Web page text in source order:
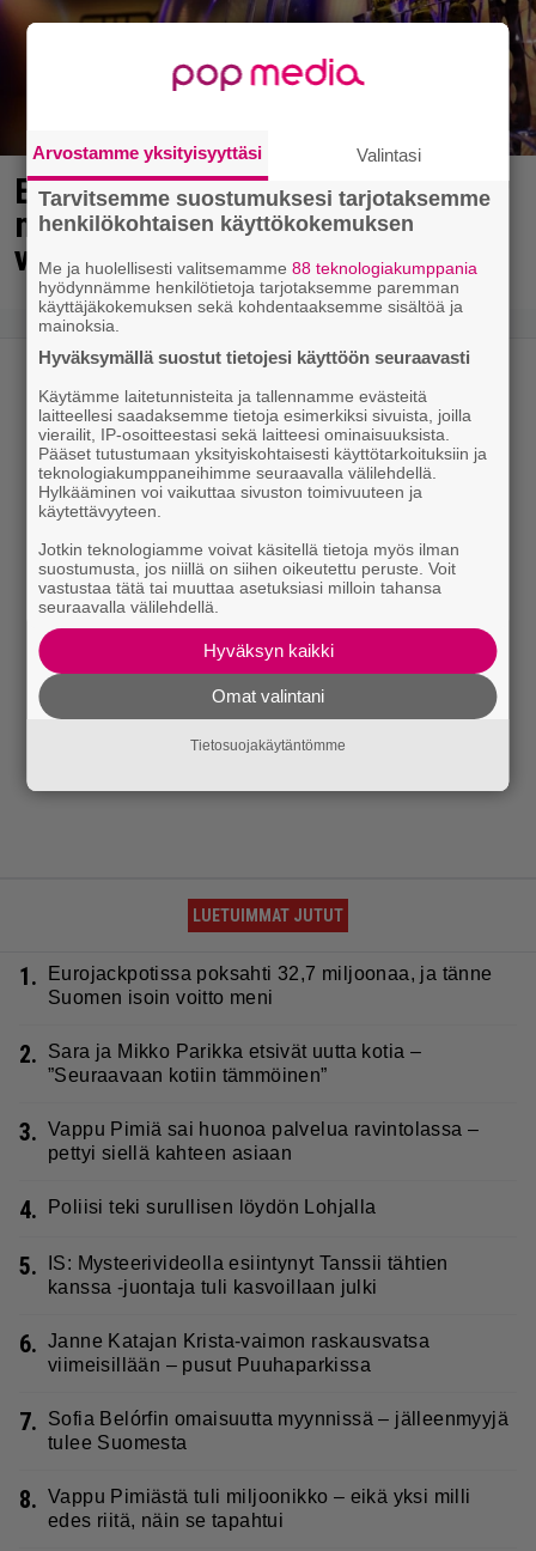
Eurojackpotissa poksahti 32,7
miljoonaa, ja tänne Suomen isoin
voitto meni
LUETUIMMAT JUTUT
1.
Eurojackpotissa poksahti 32,7 miljoonaa, ja tänne
Suomen isoin voitto meni
2.
Sara ja Mikko Parikka etsivät uutta kotia –
”Seuraavaan kotiin tämmöinen”
3. Vappu Pimiä sai huonoa palvelua ravintolassa –
pettyi siellä kahteen asiaan
4. Poliisi teki surullisen löydön Lohjalla
5.
IS: Mysteerivideolla esiintynyt Tanssii tähtien
kanssa -juontaja tuli kasvoillaan julki
6. Janne Katajan Krista-vaimon raskausvatsa
viimeisillään – pusut Puuhaparkissa
7.
Sofia Belórfin omaisuutta myynnissä – jälleenmyyjä
tulee Suomesta
8. Vappu Pimiästä tuli miljoonikko – eikä yksi milli
edes riitä, näin se tapahtui
Arvostamme yksityisyyttäsi Valintasi
Tarvitsemme suostumuksesi tarjotaksemme
henkilökohtaisen käyttökokemuksen
Me ja huolellisesti valitsemamme88 teknologiakumppania
hyödynnämme henkilötietoja tarjotaksemme paremman
käyttäjäkokemuksen sekä kohdentaaksemme sisältöä ja
mainoksia.
Hyväksymällä suostut tietojesi käyttöön seuraavasti
Käytämme laitetunnisteita ja tallennamme evästeitä
laitteellesi saadaksemme tietoja esimerkiksi sivuista, joilla
vierailit, IP-osoitteestasi sekä laitteesi ominaisuuksista.
Pääset tutustumaan yksityiskohtaisesti käyttötarkoituksiin ja
teknologiakumppaneihimme seuraavalla välilehdellä.
Hylkääminen voi vaikuttaa sivuston toimivuuteen ja
käytettävyyteen.
Jotkin teknologiamme voivat käsitellä tietoja myös ilman
suostumusta, jos niillä on siihen oikeutettu peruste. Voit
vastustaa tätä tai muuttaa asetuksiasi milloin tahansa
seuraavalla välilehdellä.
Hyväksyn kaikki
Omat valintani
Tietosuojakäytäntömme